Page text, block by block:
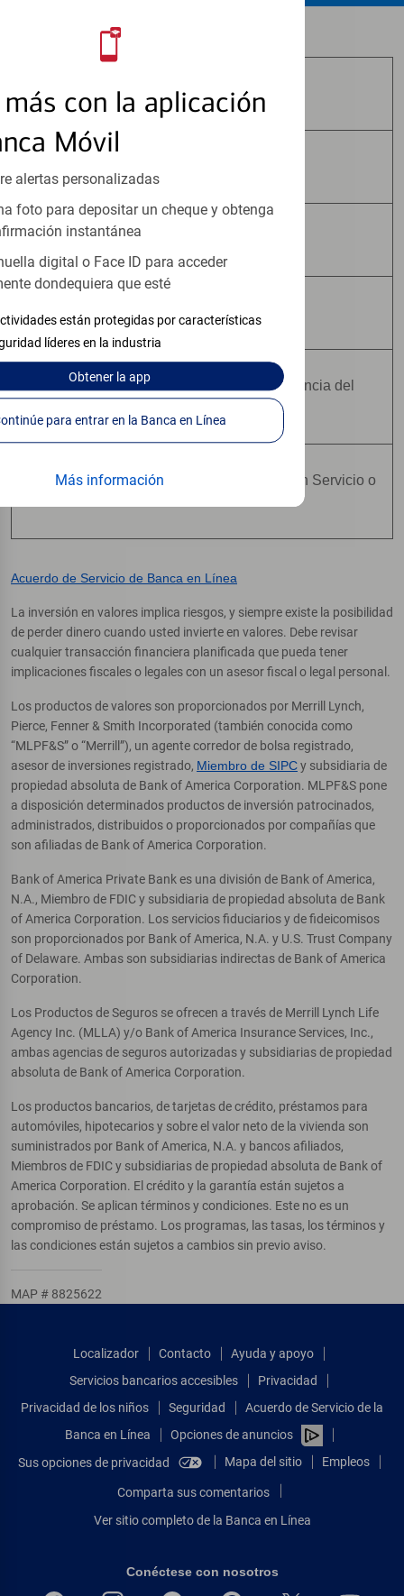
con la aplicación
Móvil
alertas personalizadas
foto para depositar un cheque y obtenga
instantánea
digital o Face ID para acceder
dondequiera que esté
están protegidas por características
líderes en la industria
Obtenerla app
Continúe para entrar en la Banca en Línea
Más información
Los productos de inversión y seguros:
No Están Asegurados por FDIC
Pueden Perder Valor
No Constituyen Depósitos
No Están Asegurados Por Ninguna Agencia del
No Constituyen una Condición para Ningún Servicio o
Acuerdo de Servicio de Banca en Línea
La inversión en valores implica riesgos, y siempre existe la posibilidad
de perder dinero cuando usted invierte en valores. Debe revisar
cualquier transacción financiera planificada que pueda tener
implicaciones fiscales o legales con un asesor fiscal o legal personal.
Los productos de valores son proporcionados por Merrill Lynch,
Pierce, Fenner & Smith Incorporated (también conocida como
“MLPF&S” o “Merrill”), un agente corredor de bolsa registrado,
asesor de inversiones registrado, Miembro de SIPCy subsidiaria de
propiedad absoluta de Bank of America Corporation. MLPF&S pone
a disposición determinados productos de inversión patrocinados,
administrados, distribuidos o proporcionados por compañías que
son afiliadas de Bank of America Corporation.
Bank of America Private Bank es una división de Bank of America,
N.A., Miembro de FDIC y subsidiaria de propiedad absoluta de Bank
of America Corporation. Los servicios fiduciarios y de fideicomisos
son proporcionados por Bank of America, N.A. y U.S. Trust Company
of Delaware. Ambas son subsidiarias indirectas de Bank of America
Corporation.
Los Productos de Seguros se ofrecen a través de Merrill Lynch Life
Agency Inc. (MLLA) y/o Bank of America Insurance Services, Inc.,
ambas agencias de seguros autorizadas y subsidiarias de propiedad
absoluta de Bank of America Corporation.
Los productos bancarios, de tarjetas de crédito, préstamos para
automóviles, hipotecarios y sobre el valor neto de la vivienda son
suministrados por Bank of America, N.A. y bancos afiliados,
Miembros de FDIC y subsidiarias de propiedad absoluta de Bank of
America Corporation. El crédito y la garantía están sujetos a
aprobación. Se aplican términos y condiciones. Este no es un
compromiso de préstamo. Los programas, las tasas, los términos y
las condiciones están sujetos a cambios sin previo aviso.
MAP # 8825622
Localizador Contacto
Ayuda y apoyo
Servicios bancarios accesibles
Privacidad
Privacidad de los niños
Seguridad
Acuerdo de Servicio de la
Banca en Línea
Opciones de anuncios
Sus opciones de privacidad
Mapa del sitio Empleos
Comparta sus comentarios
Ver sitio completo de la Banca en Línea
Conéctese con nosotros